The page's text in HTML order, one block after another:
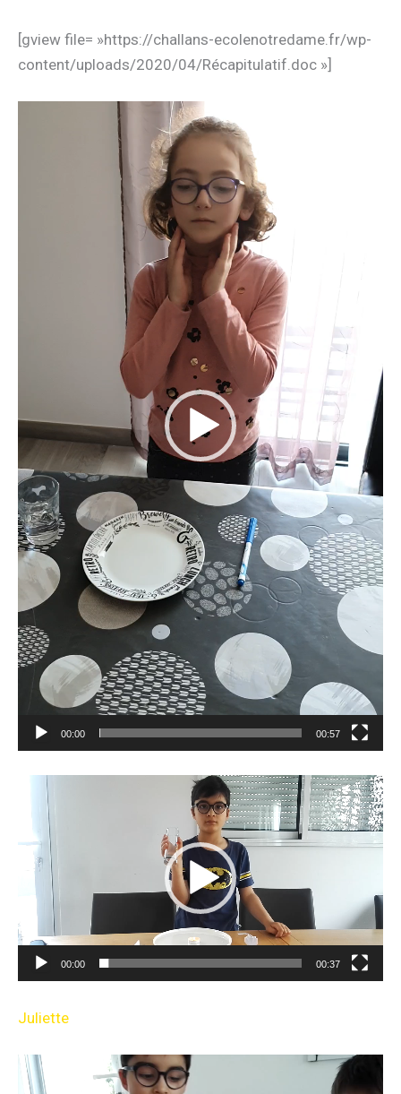
[gview file= »https://challans-ecolenotredame.fr/wp-
content/uploads/2020/04/Récapitulatif.doc »]
00:00 00:57
Lecteur
vidéo
00:00 00:37
Juliette
Lecteur